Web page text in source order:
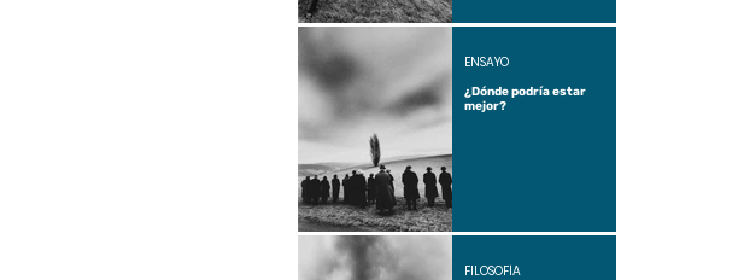
¿Dónde podría estar
mejor?
ENSAYO
FILOSOFÍA